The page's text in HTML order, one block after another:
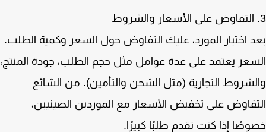
اختيار المورد، عليك التفاوض حول السعر وكمية الطلب.
يعتمد على عدة عوامل مثل حجم الطلب، جودة المنتج،
التجارية (مثل الشحن والتأمين). من الشائع
على تخفيض الأسعار مع الموردين الصينيين،
إذا كنت تقدم طلبًا كبيرًا.